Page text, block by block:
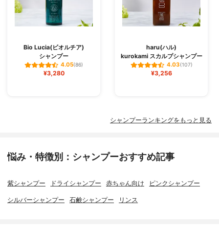
Bio Lucia(ビオルチア)
シャンプー
4.05(86)
¥3,280
haru(ハル)
kurokami スカルプシャンプー
4.03(107)
¥3,256
シャンプーランキングをもっと見る
悩み・特徴別：シャンプーおすすめ記事
紫シャンプー ドライシャンプー 赤ちゃん向け ピンクシャンプー
シルバーシャンプー 石鹸シャンプー リンス